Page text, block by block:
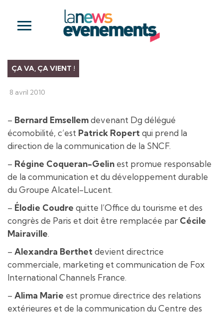
ÇA VA, ÇA VIENT !
8 avril 2010
– Bernard Emsellemdevenant Dg délégué
écomobilité, c’est Patrick Ropertqui prend la
direction de la communication de la SNCF.
– Régine Coqueran-Gelin est promue responsable
de la communication et du développement durable
du Groupe Alcatel-Lucent.
– Élodie Coudre quitte l’Office du tourisme et des
congrès de Paris et doit être remplacée par Cécile
Mairaville.
– Alexandra Berthetdevient directrice
commerciale, marketing et communication de Fox
International Channels France.
– Alima Marie est promue directrice des relations
extérieures et de la communication du Centre des